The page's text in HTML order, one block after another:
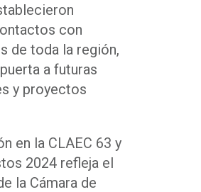
con
de toda la región,
a futuras
y proyectos
en la CLAEC 63 y
2024 refleja el
la Cámara de